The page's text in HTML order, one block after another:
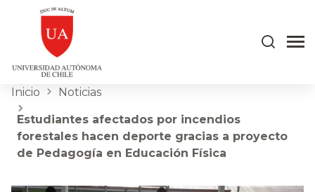
Inicio Noticias
Estudiantes afectados por incendios
forestales hacen deporte gracias a proyecto
de Pedagogía en Educación Física